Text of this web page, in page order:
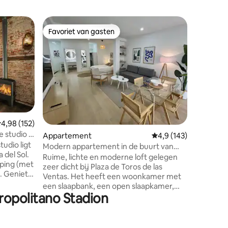
beoordeling van 4,98 op 5, 152 recensies
4,98 (152)
studio in
ligt
del Sol.
(met
Geniet
buurt
Favoriet van gasten
Favoriet van gasten
Appartement Gemiddelde
4,9 (143)
Modern appartement in de buurt van
Madrid Bullring & Salamanca Dist.
Ruime, lichte en moderne loft gelegen
zeer dicht bij Plaza de Toros de las
Ventas. Het heeft een woonkamer met
een slaapbank, een open slaapkamer,
een keuken en een badkamer. De
metrostations 'Quintana' (L5) en 'La Elipa'
Stadion